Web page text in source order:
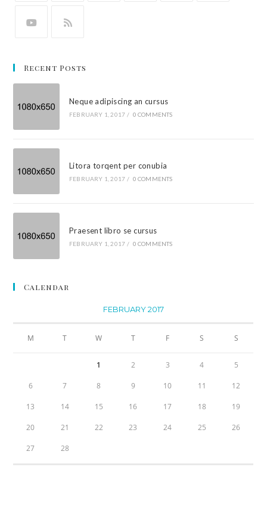
Recent Posts
Neque adipiscing an cursus
FEBRUARY 1, 2017 / 0 COMMENTS
Litora torqent per conubia
FEBRUARY 1, 2017 / 0 COMMENTS
Praesent libro se cursus
FEBRUARY 1, 2017 / 0 COMMENTS
Calendar
FEBRUARY 2017
M T W T F S S
1 2 3 4 5
6 7 8 9 10 11 12
13 14 15 16 17 18 19
20 21 22 23 24 25 26
27 28